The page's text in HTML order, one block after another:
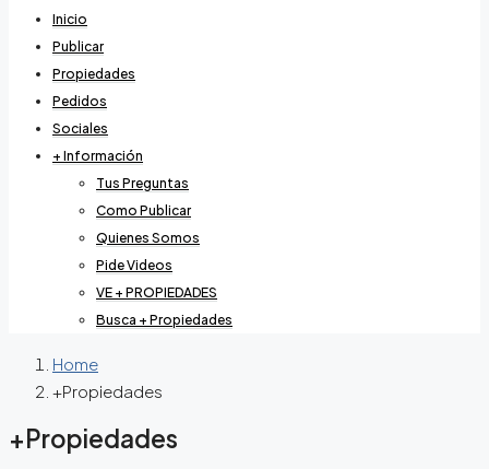
Inicio
Publicar
Propiedades
Pedidos
Sociales
+ Información
Tus Preguntas
Como Publicar
Quienes Somos
Pide Videos
VE + PROPIEDADES
Busca + Propiedades
Home
+Propiedades
+Propiedades